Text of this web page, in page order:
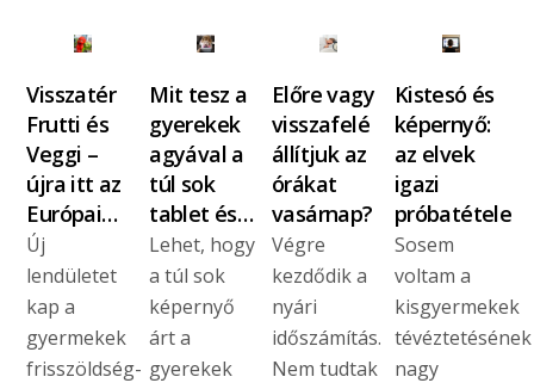
Visszatér
Frutti és
Veggi –
újra itt az
Európai…
Új
lendületet
kap a
gyermekek
frisszöldség-
Mit tesz a
gyerekek
agyával a
túl sok
tablet és…
Lehet, hogy
a túl sok
képernyő
árt a
gyerekek
Előre vagy
visszafelé
állítjuk az
órákat
vasárnap?
Végre
kezdődik a
nyári
időszámítás.
Nem tudtak
Kistesó és
képernyő:
az elvek
igazi
próbatétele
Sosem
voltam a
kisgyermekek
tévéztetésének
nagy